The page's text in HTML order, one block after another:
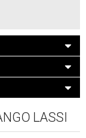
LASSI